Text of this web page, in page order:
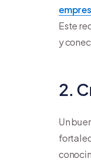
Este
y
2.
Un